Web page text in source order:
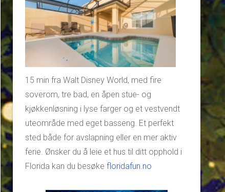
15 min fra Walt Disney World, med fire
soverom, tre bad, en åpen stue- og
kjøkkenløsning i lyse farger og et vestvendt
uteområde med eget basseng. Et perfekt
sted både for avslapning eller en mer aktiv
ferie. Ønsker du å leie et hus til ditt opphold i
Florida kan du besøke floridafun.no